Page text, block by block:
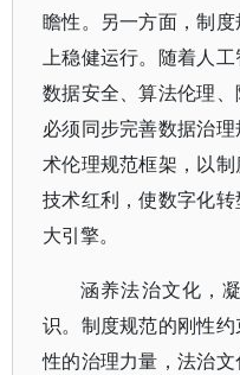
瞻性。另一方面，制
上稳健运行。随着人工
数据安全、算法伦理、
必须同步完善数据治
术伦理规范框架，以
技术红利，使数字化
大引擎。
涵养法治文化，
识。制度规范的刚性
性的治理力量，法治